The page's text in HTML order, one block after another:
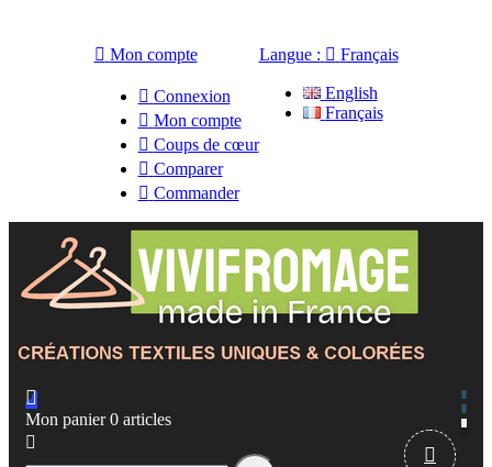
 Mon compte
 Connexion
 Mon compte
 Coups de cœur
 Comparer
 Commander
Langue :  Français
English
Français

Mon panier 0 articles

